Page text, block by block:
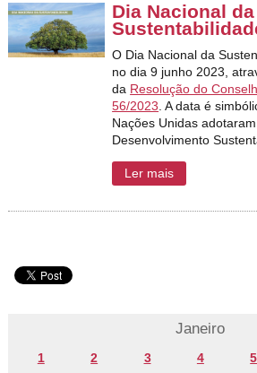
Dia Nacional da
O Dia Nacional da
no dia 9 junho 2023,
da Resolução do
56/2023 . A data é
Nações Unidas
Desenvolvimento
Ler mais
Janeiro
1 2 3 4 5